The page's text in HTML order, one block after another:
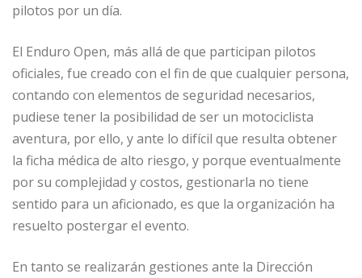
pilotos por un día.
El Enduro Open, más allá de que participan pilotos
oficiales, fue creado con el fin de que cualquier persona,
contando con elementos de seguridad necesarios,
pudiese tener la posibilidad de ser un motociclista
aventura, por ello, y ante lo difícil que resulta obtener
la ficha médica de alto riesgo, y porque eventualmente
por su complejidad y costos, gestionarla no tiene
sentido para un aficionado, es que la organización ha
resuelto postergar el evento.
En tanto se realizarán gestiones ante la Dirección